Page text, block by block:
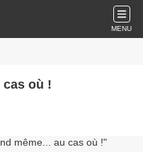
MENU
cas où !